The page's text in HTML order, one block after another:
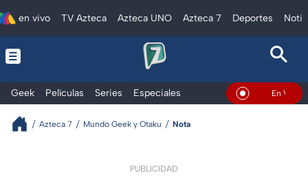
en vivo TV Azteca Azteca UNO Azteca 7 Deportes
Geek Películas Series Especiales En Vivo
Azteca 7 Mundo Geek y Otaku Nota
PUBLICIDAD